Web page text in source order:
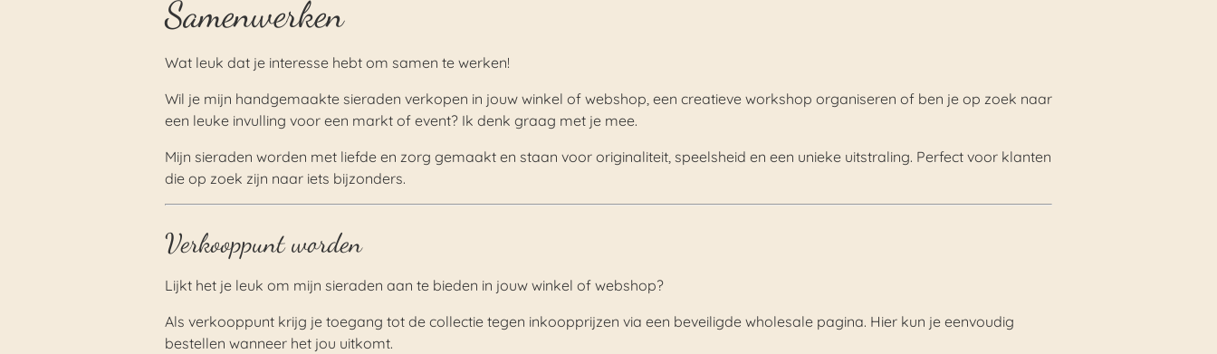
Samenwerken
Wat leuk dat je interesse hebt om samen te werken!
Wil je mijn handgemaakte sieraden verkopen in jouw winkel of webshop, een creatieve workshop organiseren of ben je op zoek naar
een leuke invulling voor een markt of event? Ik denk graag met je mee.
Mijn sieraden worden met liefde en zorg gemaakt en staan voor originaliteit, speelsheid en een unieke uitstraling. Perfect voor klanten
die op zoek zijn naar iets bijzonders.
Verkooppunt worden
Lijkt het je leuk om mijn sieraden aan te bieden in jouw winkel of webshop?
Als verkooppunt krijg je toegang tot de collectie tegen inkoopprijzen via een beveiligde wholesale pagina. Hier kun je eenvoudig
bestellen wanneer het jou uitkomt.